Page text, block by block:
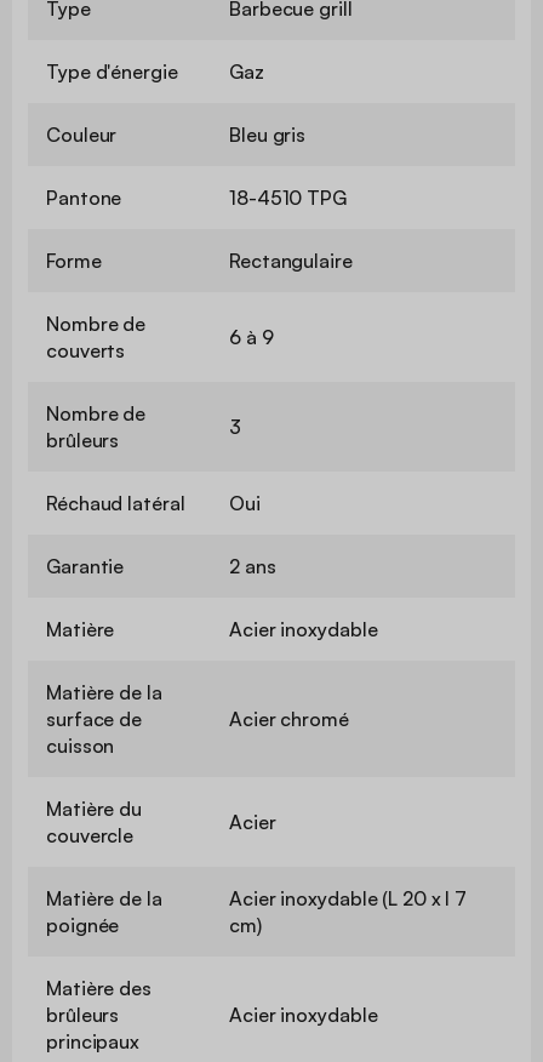
Type Barbecue grill
Type d'énergie Gaz
Couleur Bleu gris
Pantone 18-4510 TPG
Forme Rectangulaire
Nombre de
couverts
6 à 9
Nombre de
brûleurs
3
Réchaud latéral Oui
Garantie 2 ans
Matière Acier inoxydable
Matière de la
surface de
cuisson
Acier chromé
Matière du
couvercle
Acier
Matière de la
poignée
Acier inoxydable (L 20 x l 7
cm)
Matière des
brûleurs
principaux
Acier inoxydable